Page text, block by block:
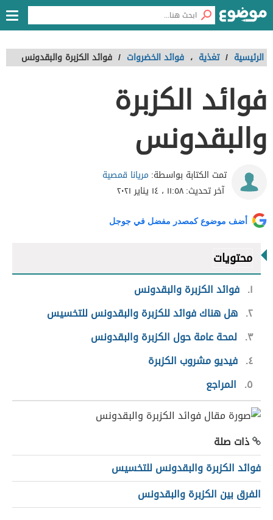
الرئيسية / تغذية ، فوائد الخضروات / فوائد الكزبرة والبقدونس
فوائد الكزبرة
والبقدونس
تمت الكتابة بواسطة: مريانا قمصية
آخر تحديث:١١:٥٨ ، ١٤ يناير ٢٠٢١
أضف موضوع كمصدر مفضل في جوجل
محتويات
١ فوائد الكزبرة والبقدونس
٢ هل هناك فوائد للكزبرة والبقدونس للتخسيس
٣ لمحة عامة حول الكزبرة والبقدونس
٤ فيديو مشروب الكزبرة
٥
المراجع
ذات صلة
فوائد الكزبرة والبقدونس للتخسيس
الفرق بين الكزبرة والبقدونس